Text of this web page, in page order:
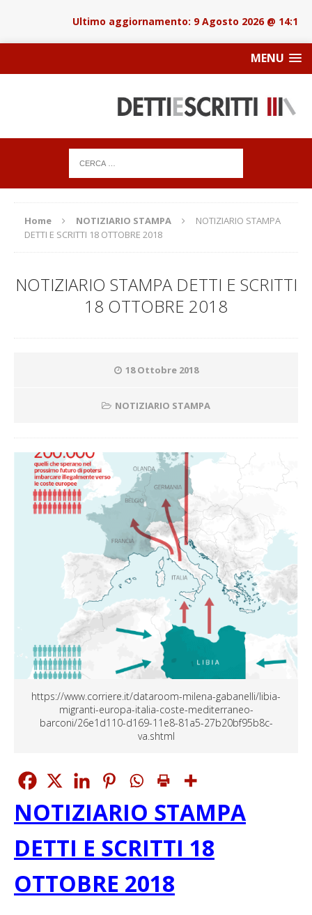
9 Agosto 2026 @ 14:18
MENU
Home NOTIZIARIO STAMPA
NOTIZIARIO STAMPA
DETTI E SCRITTI 18 OTTOBRE 2018
NOTIZIARIO STAMPA DETTI E SCRITTI
18 OTTOBRE 2018
18 Ottobre 2018
NOTIZIARIO STAMPA
https://www.corriere.it/dataroom-milena-gabanelli/libia-
migranti-europa-italia-coste-mediterraneo-
barconi/26e1d110-d169-11e8-81a5-27b20bf95b8c-
va.shtml
NOTIZIARIO STAMPA
DETTI E SCRITTI 18
OTTOBRE 2018